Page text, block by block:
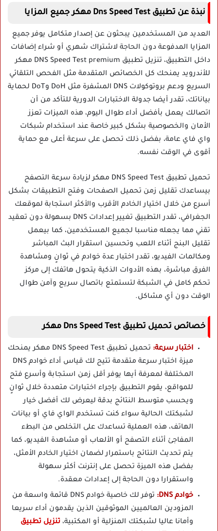
نبذة عن تطبيق Dns Speed Test مهكر جميع المزايا
العديد من المستخدمين يبحثون عن إصدار متكامل يوفر جميع
المزايا المدفوعة دون الحاجة لاشتراك شهري أو شراء إضافات
داخل التطبيق، تنزيل تطبيق DNS Speed Test premium مهكر
للأندرويد يمنحك كل الخصائص المتقدمة مثل الفحص التلقائي
السريع ودعم بروتوكولات DNS المشفرة مثل DoH وDoT لحماية
بياناتك، تقدر أيضا جدولة الاختبارات الدورية للتأكد من أن
اتصالك يعمل بأفضل أداء طوال اليوم، هذه الميزات تعزز
الأمان والخصوصية بشكل كبير خاصة عند استخدام شبكات
واي فاي عامة، بفضل ذلك تحصل على سرعة أعلى مع حماية
أقوى في الوقت نفسه.
تحميل تطبيق DNS Speed Test مهكر لزيادة سرعة التصفح
بيساعدك تقليل زمن تحميل الصفحات وفتح التطبيقات بشكل
أسرع من خلال اختيار الخادم الأقرب والأكثر استجابة لموقعك
الجغرافي، تقدر التطبيق تغيير إعدادات DNS بسهولة دون تعقيد
تقني مما يجعله مناسبا لجميع المستخدمين، كما بيعمل
تقليل البنج أثناء اللعب وتحسين استقرار البث المباشر
ومكالمات الفيديو، تقدر اختبار عدة خوادم في ثوانٍ ومشاهدة
الفرق مباشرة، بهذه الأدوات الذكية يتحول هاتفك إلى مركز
تحكم كامل في الشبكة لتستمتع باتصال سريع وآمن طوال
الوقت دون أي مشاكل.
خصائص تحميل تطبيق Dns Speed Test مهكر
اختبار سرعة:
تحميل تطبيق DNS Speed Test مهكر يمنحك
ميزة اختبار سرعة متقدمة تتيح لك قياس أداء خوادم DNS
المختلفة لمعرفة أيها يوفر أقل زمن استجابة وأسرع فتح
للمواقع، يقوم التطبيق بإجراء اختبارات متعددة خلال ثوانٍ
ويحسب متوسط النتائج بدقة ليعرض لك أفضل خيار
لشبكتك الحالية سواء كنت تستخدم الواي فاي أو بيانات
الهاتف، هذه العملية تساعدك على التخلص من البطء
المفاجئ أثناء التصفح أو الألعاب أو مشاهدة الفيديو، كما
يتم تحديث النتائج باستمرار لضمان اختيار الخادم الأمثل،
بفضل هذه الميزة تحصل على إنترنت أكثر سهولة
واستقرارا دون الحاجة إلى إعدادات معقدة.
خوادم DNS:
توفر لك خاصية خوادم DNS قائمة واسعة من
المزودين العالميين الموثوقين الذين يقدمون أداء سريعا
وأمانا عاليا لشبكتك المنزلية أو المكتبية، تنزيل تطبيق